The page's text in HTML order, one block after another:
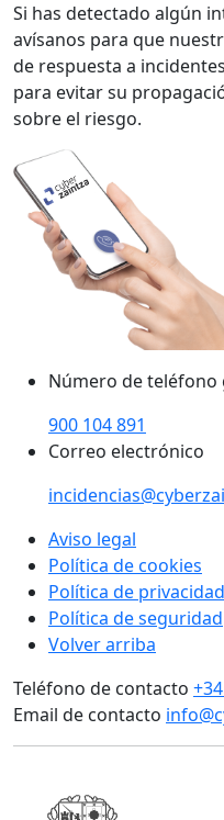
Si has detectado algún
avísanos para que
de respuesta a
para evitar su
sobre el riesgo.
Número de
900 104 891
Correo electrónico
Aviso legal
Política de cookies
Política de privacidad
Política de seguridad
Volver arriba
Teléfono de contacto
Email de contacto